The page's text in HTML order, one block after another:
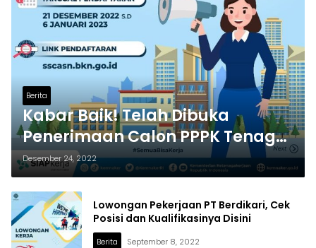
Berita
Kabar Baik! Telah Dibuka
Penerimaan Calon PPPK Tenaga
Teknis Kemnaker
Desember 24, 2022
Lowongan Pekerjaan PT Berdikari, Cek
Posisi dan Kualifikasinya Disini
Berita September 8, 2022